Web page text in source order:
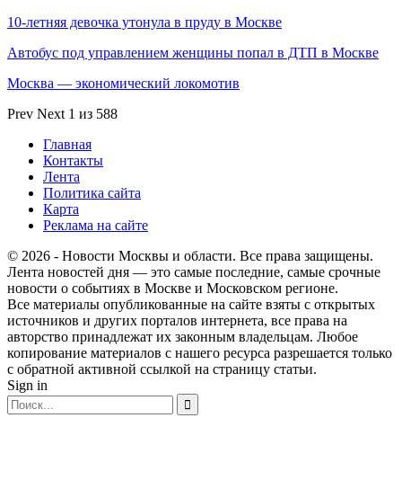
10-летняя девочка утонула в пруду в Москве
Автобус под управлением женщины попал в ДТП в Москве
Москва — экономический локомотив
Prev Next 1 из 588
Главная
Контакты
Лента
Политика сайта
Карта
Реклама на сайте
© 2026 - Новости Москвы и области. Все права защищены.
Лента новостей дня — это самые последние, самые срочные
новости о событиях в Москве и Московском регионе.
Все материалы опубликованные на сайте взяты с открытых
источников и других порталов интернета, все права на
авторство принадлежат их законным владельцам. Любое
копирование материалов с нашего ресурса разрешается только
с обратной активной ссылкой на страницу статьи.
Sign in